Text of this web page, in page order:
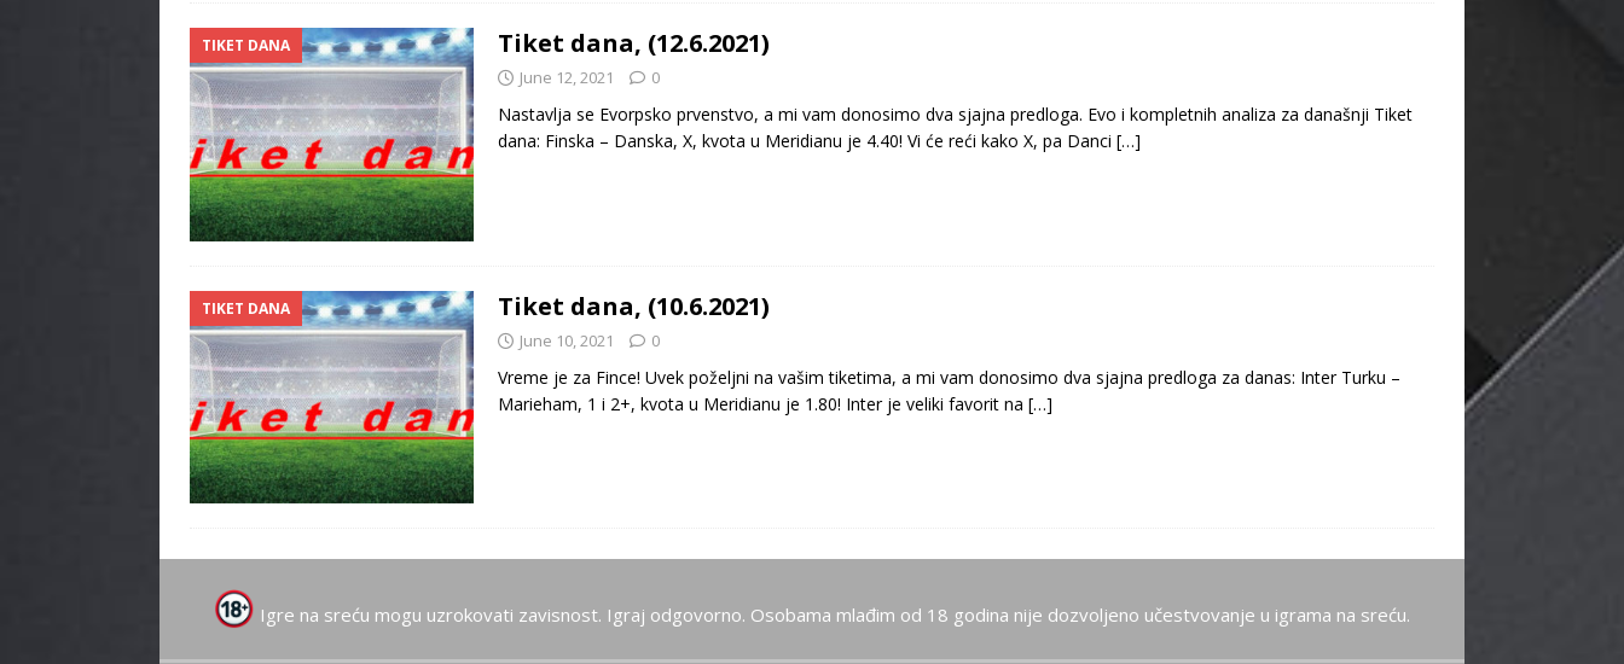
TIKET DANA Tiket dana, (12.6.2021)
June 12, 2021 0
Nastavlja se Evorpsko prvenstvo, a mi vam donosimo dva sjajna predloga. Evo i kompletnih analiza za današnji Tiket
dana: Finska – Danska, X, kvota u Meridianu je 4.40! Vi će reći kako X, pa Danci […]
TIKET DANA Tiket dana, (10.6.2021)
June 10, 2021 0
Vreme je za Fince! Uvek poželjni na vašim tiketima, a mi vam donosimo dva sjajna predloga za danas: Inter Turku –
Marieham, 1 i 2+, kvota u Meridianu je 1.80! Inter je veliki favorit na […]
Igre na sreću mogu uzrokovati zavisnost. Igraj odgovorno. Osobama mlađim od 18 godina nije dozvoljeno učestvovanje u igrama na sreću.